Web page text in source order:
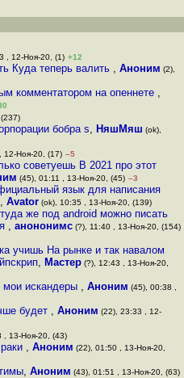
, 12-Ноя-20, (1) +12
Куда теперь валить ,Аноним (2),
комментатором на опеннете ,
бобра s, НяшМяш (ok),
12-Ноя-20, (17) –5
советуешь В 2021 про этот
(45), 01:11 , 13-Ноя-20, (45) –3
язык для написания
,Avator (ok), 10:35 , 13-Ноя-20, (139)
же под android можно писать
, анононимс(?), 11:40 , 13-Ноя-20, (154)
учишь На рынке и так навалом
, Мастер(?), 12:43 , 13-Ноя-20,
искандеры ,Аноним (45), 00:38 ,
будет , Аноним (22), 23:33 , 12-
, 13-Ноя-20, (43)
,Аноним (22), 01:50 , 13-Ноя-20,
, Аноним (43), 01:51 , 13-Ноя-20, (63)